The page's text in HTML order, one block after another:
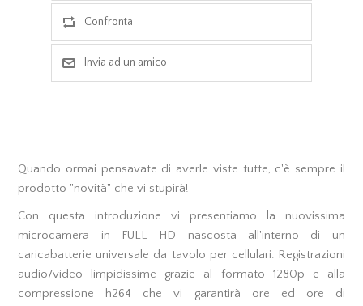
Quando ormai pensavate di averle viste tutte, c'è sempre il
prodotto "novità" che vi stupirà!
Con questa introduzione vi presentiamo la nuovissima
microcamera in FULL HD nascosta all'interno di un
caricabatterie universale da tavolo per cellulari. Registrazioni
audio/video limpidissime grazie al formato 1280p e alla
compressione h264 che vi garantirà ore ed ore di